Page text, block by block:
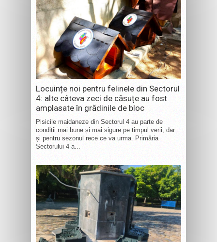
Locuințe noi pentru felinele din Sectorul
4: alte câteva zeci de căsuțe au fost
amplasate în grădinile de bloc
Pisicile maidaneze din Sectorul 4 au parte de
condiții mai bune și mai sigure pe timpul verii, dar
și pentru sezonul rece ce va urma. Primăria
Sectorului 4 a...